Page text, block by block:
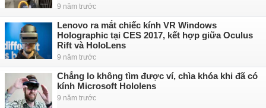
9 năm trước
Lenovo ra mắt chiếc kính VR Windows
Holographic tại CES 2017, kết hợp giữa Oculus
Rift và HoloLens
9 năm trước
Chẳng lo không tìm được ví, chìa khóa khi đã có
kính Microsoft Hololens
9 năm trước